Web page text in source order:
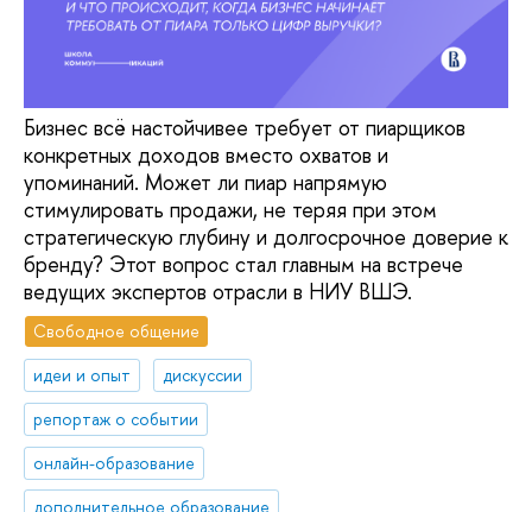
Бизнес всё настойчивее требует от пиарщиков
конкретных доходов вместо охватов и
упоминаний. Может ли пиар напрямую
стимулировать продажи, не теряя при этом
стратегическую глубину и долгосрочное доверие к
бренду? Этот вопрос стал главным на встрече
ведущих экспертов отрасли в НИУ ВШЭ.
Свободное общение
идеи и опыт
дискуссии
репортаж о событии
онлайн-образование
дополнительное образование